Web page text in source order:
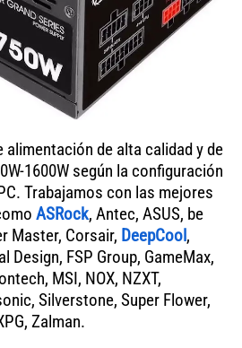
de alta calidad y de
1600W según la configuración
Trabajamos con las mejores
ASRock, Antec, ASUS, be
Master, Corsair, DeepCool,
Design, FSP Group, GameMax,
MSI, NOX, NZXT,
Silverstone, Super Flower,
Zalman.